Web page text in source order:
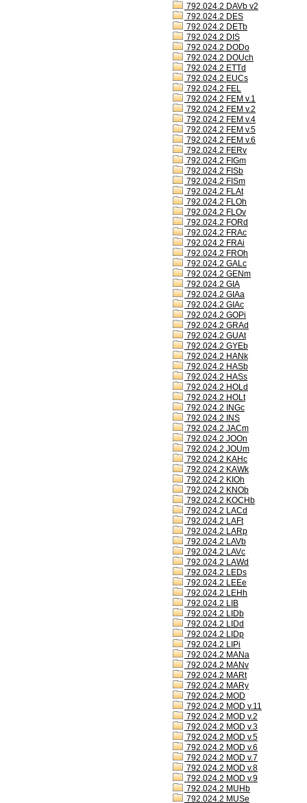
792.024.2 DAVb v2
792.024.2 DES
792.024.2 DETb
792.024.2 DIS
792.024.2 DODo
792.024.2 DOUch
792.024.2 ETTd
792.024.2 EUCs
792.024.2 FEL
792.024.2 FEM v.1
792.024.2 FEM v.2
792.024.2 FEM v.4
792.024.2 FEM v.5
792.024.2 FEM v.6
792.024.2 FERv
792.024.2 FIGm
792.024.2 FISb
792.024.2 FISm
792.024.2 FLAt
792.024.2 FLOh
792.024.2 FLOv
792.024.2 FORd
792.024.2 FRAc
792.024.2 FRAi
792.024.2 FROh
792.024.2 GALc
792.024.2 GENm
792.024.2 GIA
792.024.2 GIAa
792.024.2 GIAc
792.024.2 GOPi
792.024.2 GRAd
792.024.2 GUAt
792.024.2 GYEb
792.024.2 HANk
792.024.2 HASb
792.024.2 HASs
792.024.2 HOLd
792.024.2 HOLt
792.024.2 INGc
792.024.2 INS
792.024.2 JACm
792.024.2 JOOn
792.024.2 JOUm
792.024.2 KAHc
792.024.2 KAWk
792.024.2 KIOh
792.024.2 KNOb
792.024.2 KOCHb
792.024.2 LACd
792.024.2 LAFt
792.024.2 LARp
792.024.2 LAVb
792.024.2 LAVc
792.024.2 LAWd
792.024.2 LEDs
792.024.2 LEEe
792.024.2 LEHh
792.024.2 LIB
792.024.2 LIDb
792.024.2 LIDd
792.024.2 LIDp
792.024.2 LIPi
792.024.2 MANa
792.024.2 MANv
792.024.2 MARt
792.024.2 MARy
792.024.2 MOD
792.024.2 MOD v.11
792.024.2 MOD v.2
792.024.2 MOD v.3
792.024.2 MOD v.5
792.024.2 MOD v.6
792.024.2 MOD v.7
792.024.2 MOD v.8
792.024.2 MOD v.9
792.024.2 MUHb
792.024.2 MUSe